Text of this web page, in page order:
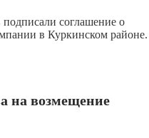
соглашение о
в Куркинском районе.
на возмещение